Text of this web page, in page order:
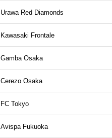
Urawa Red Diamonds
Kawasaki Frontale
Gamba Osaka
Cerezo Osaka
FC Tokyo
Avispa Fukuoka